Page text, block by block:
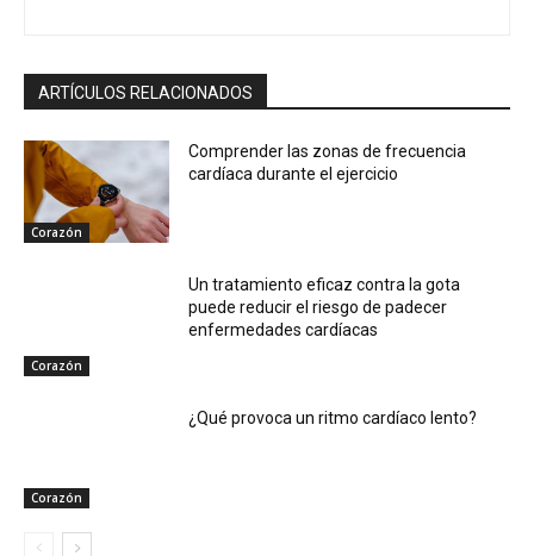
ARTÍCULOS RELACIONADOS
Corazón
Comprender las zonas de frecuencia
cardíaca durante el ejercicio
Corazón
Un tratamiento eficaz contra la gota
puede reducir el riesgo de padecer
enfermedades cardíacas
Corazón
¿Qué provoca un ritmo cardíaco lento?